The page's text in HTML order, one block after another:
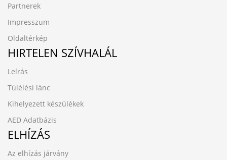
Partnerek
Impresszum
Oldaltérkép
HIRTELEN SZÍVHALÁL
Leírás
Túlélési lánc
Kihelyezett készülékek
AED Adatbázis
ELHÍZÁS
Az elhízás járvány